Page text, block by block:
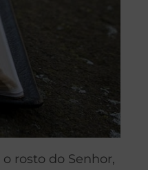
rosto do Senhor,